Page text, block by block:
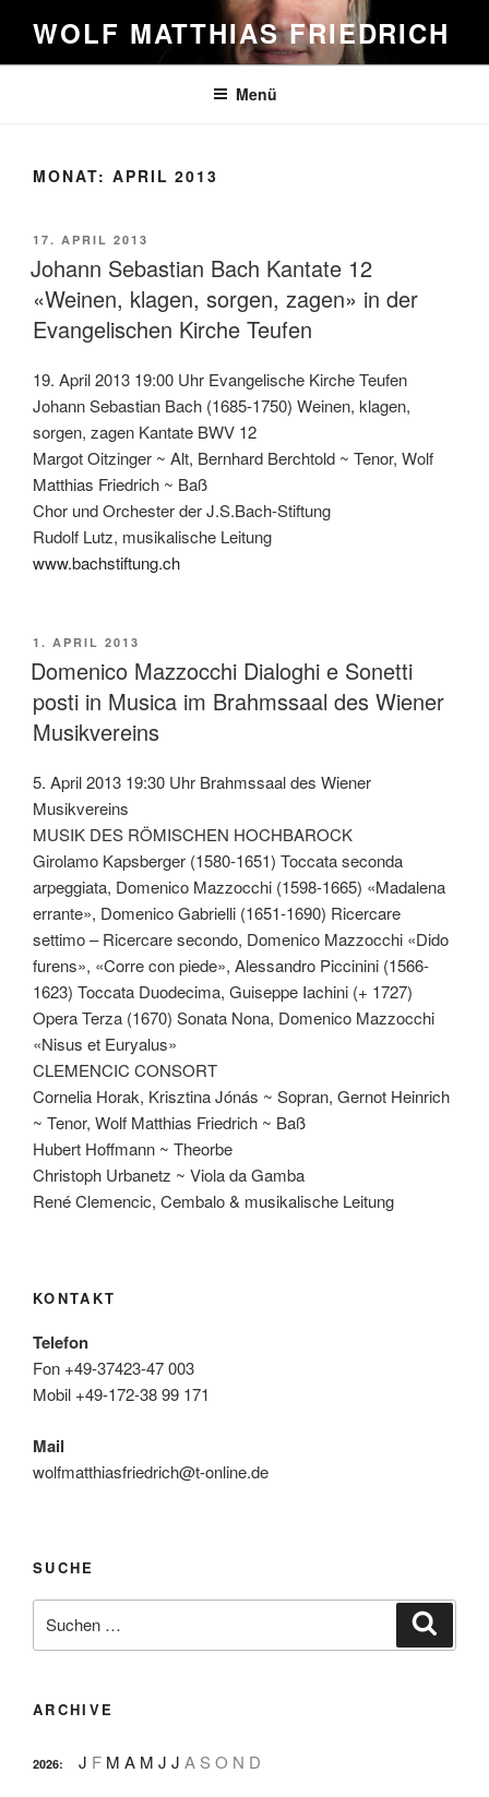
Inhalt
springen
WOLF MATTHIAS FRIEDRICH
Menü
MONAT: APRIL 2013
VERÖFFENTLICHT
AM
17. APRIL 2013
Johann Sebastian Bach Kantate 12
«Weinen, klagen, sorgen, zagen» in der
Evangelischen Kirche Teufen
19. April 2013 19:00 Uhr Evangelische Kirche Teufen
Johann Sebastian Bach (1685-1750) Weinen, klagen,
sorgen, zagen Kantate BWV 12
Margot Oitzinger ~ Alt, Bernhard Berchtold ~ Tenor, Wolf
Matthias Friedrich ~ Baß
Chor und Orchester der J.S.Bach-Stiftung
Rudolf Lutz, musikalische Leitung
www.bachstiftung.ch
VERÖFFENTLICHT
AM
1. APRIL 2013
Domenico Mazzocchi Dialoghi e Sonetti
posti in Musica im Brahmssaal des Wiener
Musikvereins
5. April 2013 19:30 Uhr Brahmssaal des Wiener
Musikvereins
MUSIK DES RÖMISCHEN HOCHBAROCK
Girolamo Kapsberger (1580-1651) Toccata seconda
arpeggiata, Domenico Mazzocchi (1598-1665) «Madalena
errante», Domenico Gabrielli (1651-1690) Ricercare
settimo – Ricercare secondo, Domenico Mazzocchi «Dido
furens», «Corre con piede», Alessandro Piccinini (1566-
1623) Toccata Duodecima, Guiseppe Iachini (+ 1727)
Opera Terza (1670) Sonata Nona, Domenico Mazzocchi
«Nisus et Euryalus»
CLEMENCIC CONSORT
Cornelia Horak, Krisztina Jónás ~ Sopran, Gernot Heinrich
~ Tenor, Wolf Matthias Friedrich ~ Baß
Hubert Hoffmann ~ Theorbe
Christoph Urbanetz ~ Viola da Gamba
René Clemencic, Cembalo & musikalische Leitung
KONTAKT
Telefon
Fon +49-37423-47 003
Mobil +49-172-38 99 171
Mail
wolfmatthiasfriedrich@t-online.de
SUCHE
nach:
ARCHIVE
2026: J F M A M J J A S O N D